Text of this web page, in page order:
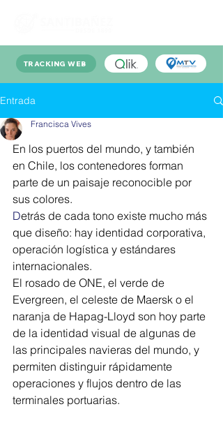
TRACKING WEB
Entrada
Francisca Vives
En los puertos del mundo, y también
en Chile, los contenedores forman
parte de un paisaje reconocible por
sus colores.
Detrás de cada tono existe mucho más
que diseño: hay identidad corporativa,
operación logística y estándares
internacionales.
El rosado de ONE, el verde de
Evergreen, el celeste de Maersk o el
naranja de Hapag-Lloyd son hoy parte
de la identidad visual de algunas de
las principales navieras del mundo, y
permiten distinguir rápidamente
operaciones y flujos dentro de las
terminales portuarias.